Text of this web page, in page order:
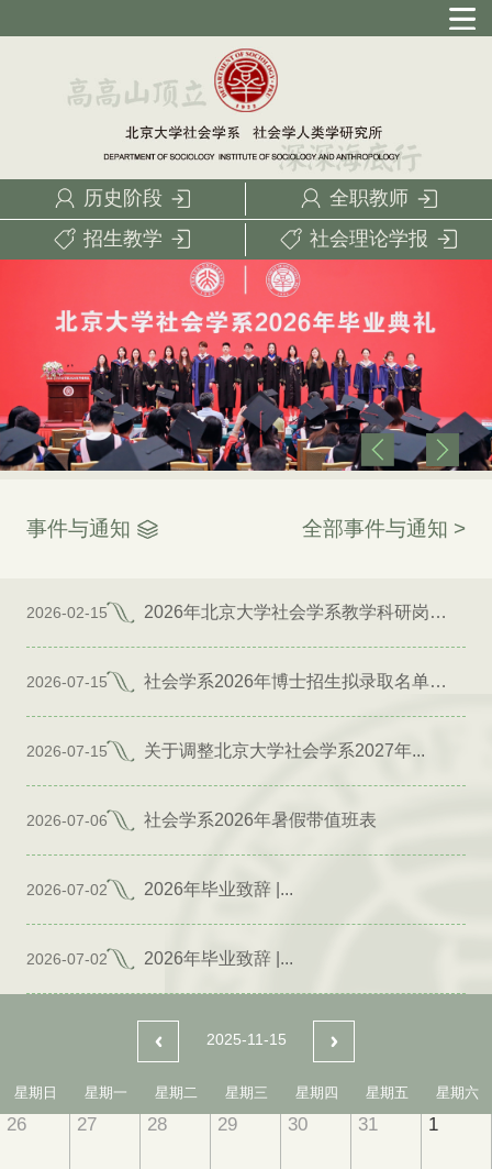
历史阶段
全职教师
招生教学
社会理论学报
事件与通知 全部事件与通知 >
2026-02-15 2026年北京大学社会学系教学科研岗位招聘启事
2026-07-15 社会学系2026年博士招生拟录取名单公示（专项）
2026-07-15 关于调整北京大学社会学系2027年...
2026-07-06 社会学系2026年暑假带值班表
2026-07-02 2026年毕业致辞 |...
2026-07-02 2026年毕业致辞 |...
2025-11-15
星期日 星期一 星期二 星期三 星期四 星期五 星期六
26 27 28 29 30 31 1